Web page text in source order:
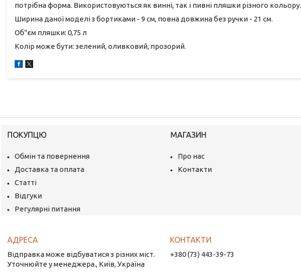
потрібна форма. Використовуються як винні, так і пивні пляшки різного кольору.
Ширина даної моделі з бортиками - 9 см, повна довжина без ручки - 21 см.
Об"єм пляшки: 0,75 л
Колір може бути: зелений, оливковий, прозорий.
ПОКУПЦЮ
Обмін та повернення
Доставка та оплата
Статті
Відгуки
Регулярні питання
МАГАЗИН
Про нас
Контакти
Відправка може відбуватися з різних міст.
Уточнюйте у менеджера., Київ, Україна
+380 (73) 443-39-73